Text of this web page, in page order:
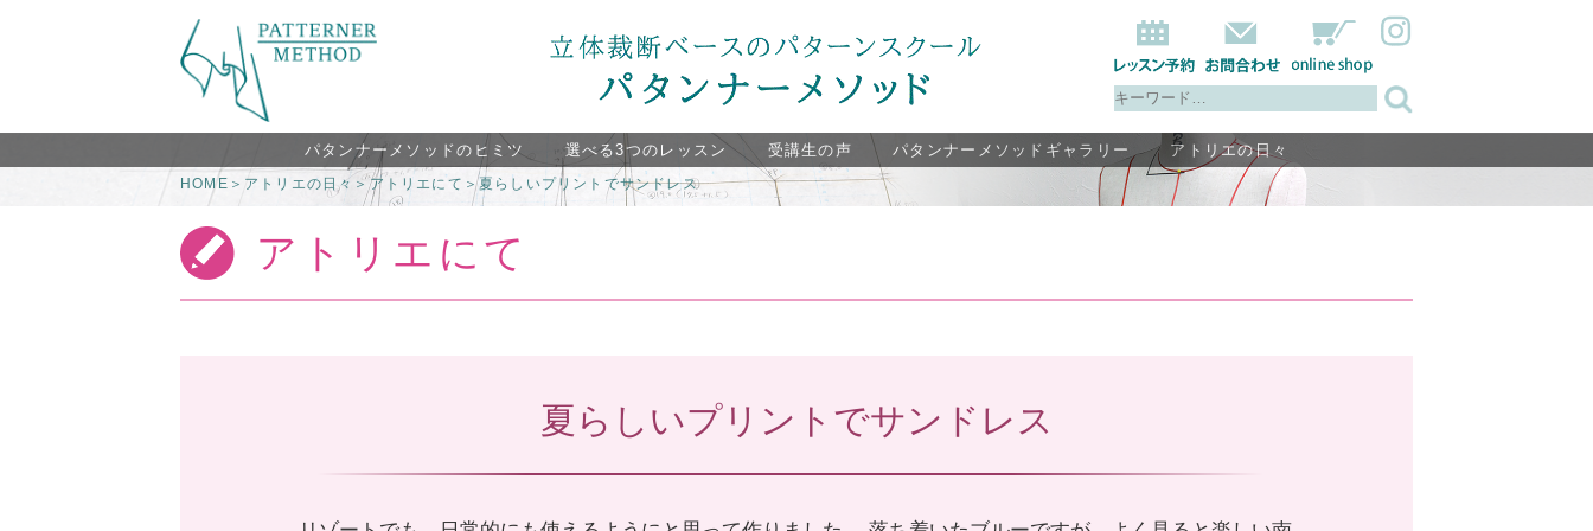
パタンナーメソッドのヒミツ 選べる3つのレッスン 受講生の声 パタンナーメソッドギャラリー アトリエの日々
HOME ＞ アトリエの日々 ＞アトリエにて ＞夏らしいプリントでサンドレス
アトリエにて
夏らしいプリントでサンドレス